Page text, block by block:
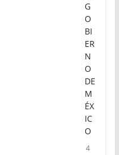
G
O
BI
ER
N
O
DE
M
ÉX
IC
O
4